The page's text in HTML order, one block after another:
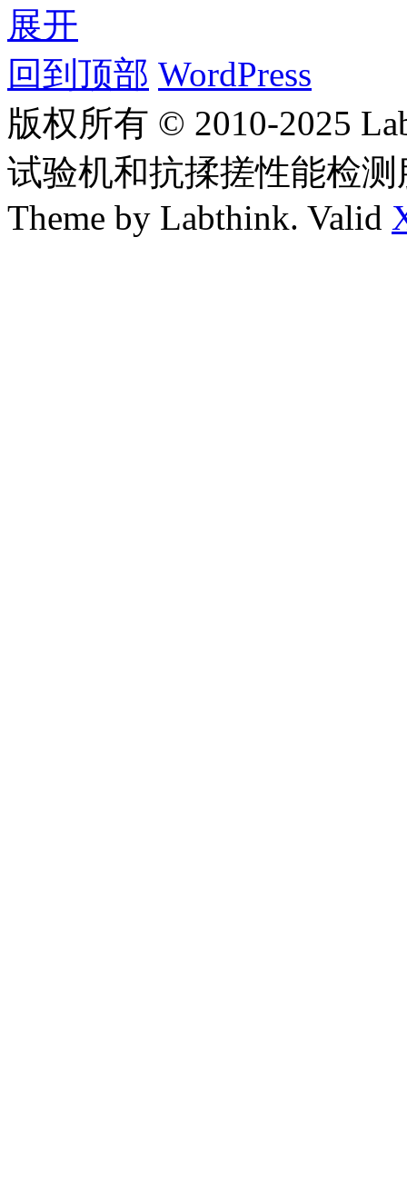
展开
回到顶部 WordPress
版权所有 © 2010-2025
试验机和抗揉搓性能检
Theme by Labthink. Valid